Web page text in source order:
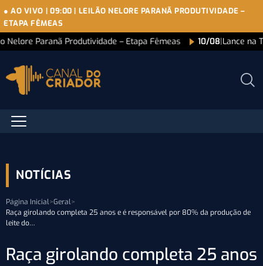
● AO VIVO | 09:00 | LEILÃO NELORE PARANÃ PRODUTIVIDADE –
ETAPA FÊMEAS
Nelore Paranã Produtividade – Etapa Fêmeas 10/08|Lance na
NOTÍCIAS
Página Inicial>Geral>
Raça girolando completa 25 anos e é responsável por 80% da produção de
leite do…
Raça girolando completa 25 anos